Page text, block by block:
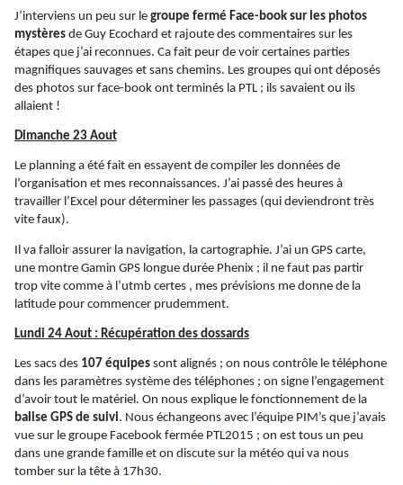
J’interviens un peu sur le groupe fermé Face-book sur les photos
mystères de Guy Ecochard et rajoute des commentaires sur les
étapes que j’ai reconnues. Ca fait peur de voir certaines parties
magnifiques sauvages et sans chemins. Les groupes qui ont déposés
des photos sur face-book ont terminés la PTL ; ils savaient ou ils
allaient !
Dimanche 23 Aout
Le planning a été fait en essayent de compiler les données de
l’organisation et mes reconnaissances. J’ai passé des heures à
travailler l’Excel pour déterminer les passages (qui deviendront très
vite faux).
Il va falloir assurer la navigation, la cartographie. J’ai un GPS carte,
une montre Gamin GPS longue durée Phenix ; il ne faut pas partir
trop vite comme à l’utmb certes , mes prévisions me donne de la
latitude pour commencer prudemment.
Lundi 24 Aout : Récupération des dossards
Les sacs des 107 équipes sont alignés ; on nous contrôle le téléphone
dans les paramètres système des téléphones ; on signe l’engagement
d’avoir tout le matériel. On nous explique le fonctionnement de la
balise GPS de suivi. Nous échangeons avec l’équipe PIM’s que j’avais
vue sur le groupe Facebook fermée PTL2015 ; on est tous un peu
dans une grande famille et on discute sur la météo qui va nous
tomber sur la tête à 17h30.